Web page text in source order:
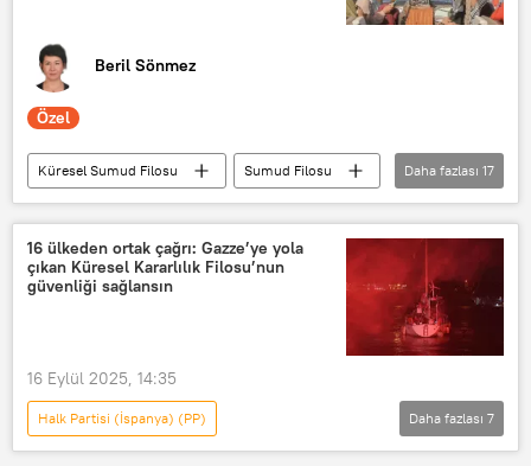
Beril Sönmez
Özel
Küresel Sumud Filosu
Sumud Filosu
GÖRÜŞ
İsrail
Gazze
Norveç
Türkiye
Gazze protestosu
Gazze ablukası
İnsan hakları aktivistleri
kadın aktivistler
Filistin
İsrail-Filistin
İsrail-Filistin sorunu
Daha fazlası 17
16 ülkeden ortak çağrı: Gazze’ye yola
çıkan Küresel Kararlılık Filosu’nun
güvenliği sağlansın
16 Eylül 2025, 14:35
Halk Partisi (İspanya) (PP)
İSRAİL-FİLİSTİN ÇATIŞMASI
Türkiye
Daha fazlası 7